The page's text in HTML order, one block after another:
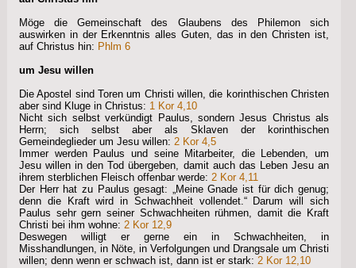
Möge die Gemeinschaft des Glaubens des Philemon sich
auswirken in der Erkenntnis alles Guten, das in den Christen ist,
auf Christus hin: Phlm 6
um Jesu willen
Die Apostel sind Toren um Christi willen, die korinthischen Christen
aber sind Kluge in Christus: 1 Kor 4,10
Nicht sich selbst verkündigt Paulus, sondern Jesus Christus als
Herrn; sich selbst aber als Sklaven der korinthischen
Gemeindeglieder um Jesu willen: 2 Kor 4,5
Immer werden Paulus und seine Mitarbeiter, die Lebenden, um
Jesu willen in den Tod übergeben, damit auch das Leben Jesu an
ihrem sterblichen Fleisch offenbar werde: 2 Kor 4,11
Der Herr hat zu Paulus gesagt: „Meine Gnade ist für dich genug;
denn die Kraft wird in Schwachheit vollendet.“ Darum will sich
Paulus sehr gern seiner Schwachheiten rühmen, damit die Kraft
Christi bei ihm wohne: 2 Kor 12,9
Deswegen willigt er gerne ein in Schwachheiten, in
Misshandlungen, in Nöte, in Verfolgungen und Drangsale um Christi
willen; denn wenn er schwach ist, dann ist er stark: 2 Kor 12,10